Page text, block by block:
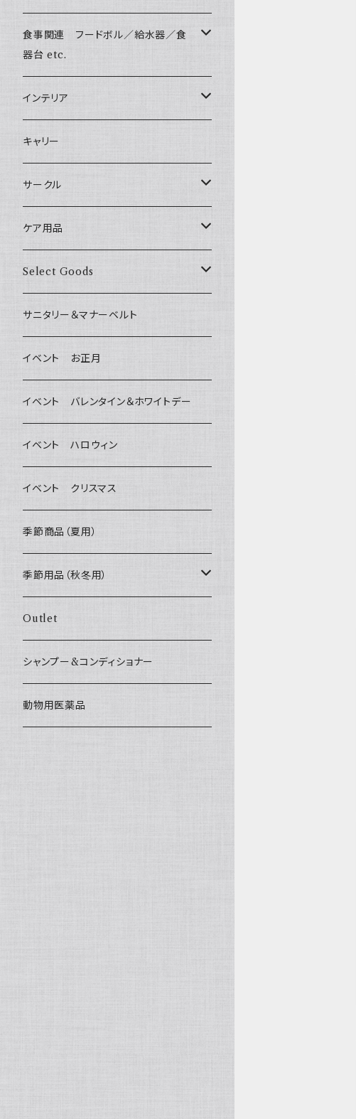
XSサイズ(テープ幅1.0cm) _ 首輪&リードセ
ット
XSサイズ(テープ幅1.0cm) _ ハーネス&リー
XSサイズ(テープ幅1.0cm) _ ハーネス
XSサイズ(テープ幅1.0cm) _ リード
Mサイズ(テープ幅2.0cm) _ 首輪&リードセ
中型犬用 _ 幅2.0cm
etc.
BITE ME
和菓子
POCHETINO
etc.
季節限定 お正月
季節限定 バレンタイン&ホワイトデー
季節限定 夏
季節限定 ハロウィン
季節限定 クリスマス
Wonderful Kitchen / (旧)P-ball
MEAT
FISH
グルテンフリー！ _ DOG TREE
ヒマラヤチーズ！ _ loasis
わんのはな
エリール
O.C.Farm
涙やけ対策
健康維持
食糞防止
食事関連 フードボル／給水器／食
器台 etc.
フードボウル
給水器
食器台
インテリア
カドラー／ベッド
トイレ
キャリー
サークル
サークル
サークルカバー
ケア用品
ブラシ類
デンタルケア
除菌・抗菌・消臭
耳
静電気防止スプレー
Select Goods
Bichon Frise
サニタリー＆マナーベルト
イベント お正月
イベント バレンタイン＆ホワイトデー
イベント ハロウィン
イベント クリスマス
季節商品（夏用）
季節用品（秋冬用）
ヒーター
Outlet
シャンプー&コンディショナー
動物用医薬品